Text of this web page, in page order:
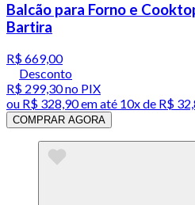
Balcão para Forno e
Bartira
R$ 669,00
Desconto
R$ 299,30no PIX
ou R$ 328,90em até 10x de R$
COMPRAR AGORA